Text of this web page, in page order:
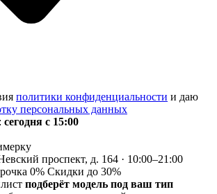
политики конфиденциальности и даю
персональных данных
сегодня с 15:00
проспект, д. 164 · 10:00–21:00
0% Скидки до 30%
подберёт модель под ваш тип